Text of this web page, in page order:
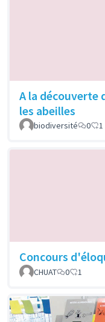
A la découverte
les abeilles
biodiversité 0 1
Concours
CHUAT
0 1